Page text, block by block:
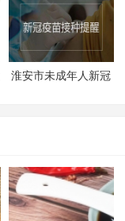
复开放
淮安市未成年人新冠